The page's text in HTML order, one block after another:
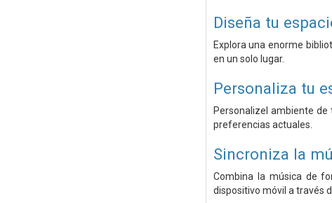
Diseña tu
Explora una enorme
en un solo lugar.
Personaliza tu
Personalizel ambiente
preferencias actuales.
Sincroniza la
Combina la música de
dispositivo móvil a través